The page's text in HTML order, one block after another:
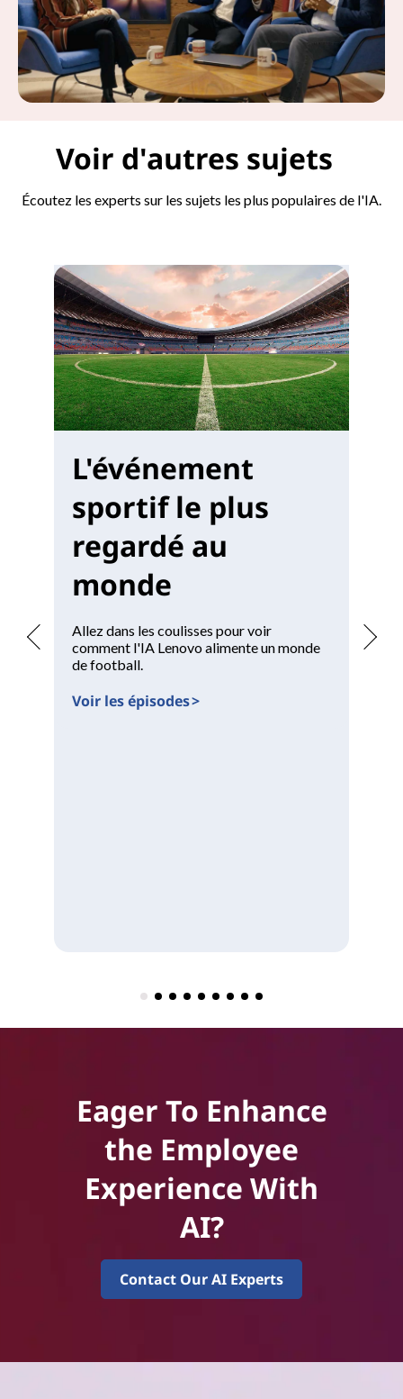
Voir d'autres sujets
Écoutez les experts sur les sujets les plus populaires de l'IA.
L'événement
sportif le plus
regardé au
monde
Allez dans les coulisses pour voir
comment l'IA Lenovo alimente un monde
de football.
Voir les épisodes >
Eager To Enhance
the Employee
Experience With
AI?
Contact Our AI Experts